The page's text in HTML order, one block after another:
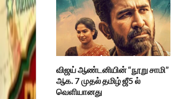
விஜய் ஆண்டனியின் “நூறு சாமி”
ஆக. 7 முதல் தமிழ் ஜீ5 ல்
வெளியானது